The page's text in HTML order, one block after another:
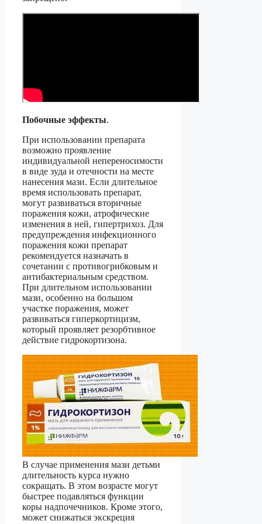
Побочные эффекты.
При использовании препарата
возможно проявление
индивидуальной непереносимости
в виде зуда и отечности на месте
нанесения мази. Если длительное
время использовать препарат,
могут развиваться вторичные
поражения кожи, атрофические
изменения в ней, гипертрихоз. Для
предупреждения инфекционного
поражения кожи препарат
рекомендуется назначать в
сочетании с противогрибковым и
антибактериальным средством.
При длительном использовании
мази, особенно на большом
участке поражения, может
развиваться гиперкортицизм,
который проявляет резорбтивное
действие гидрокортизона.
В случае применения мази детьми
длительность курса нужно
сокращать. В этом возрасте могут
быстрее подавляться функции
коры надпочечников. Кроме этого,
может снижаться экскреция